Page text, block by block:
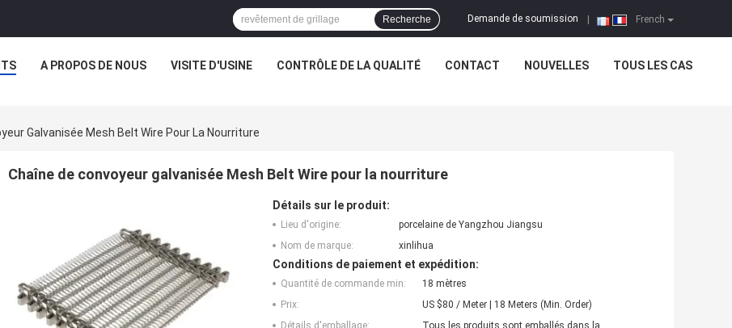
French
Demande de soumission
Recherche
A PROPOS DE NOUS VISITE D'USINE CONTRÔLE DE LA QUALITÉ CONTACT NOUVELLES TOUS LES CAS
Galvanisée Mesh Belt Wire Pour La Nourriture
Chaîne de convoyeur galvanisée Mesh Belt Wire pour la nourriture
Détails sur le produit:
Lieu d'origine:
porcelaine de Yangzhou Jiangsu
Nom de marque:
xinlihua
Conditions de paiement et expédition:
Quantité de commande min:
18 mètres
Prix:
US $80 / Meter | 18 Meters (Min. Order)